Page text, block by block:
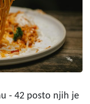
- 42 posto njih je